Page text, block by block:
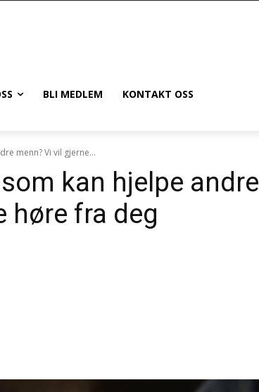
BLI MEDLEM KONTAKT OSS
menn? Vi vil gjerne...
kan hjelpe andre
høre fra deg